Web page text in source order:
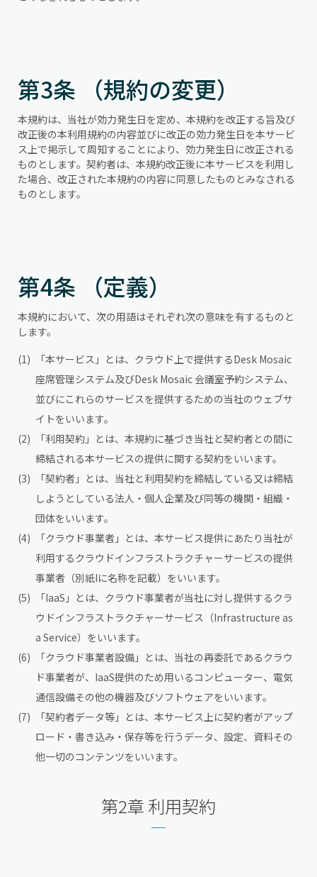
第3条 （規約の変更）
本規約は、当社が効力発生日を定め、本規約を改正する旨及び
改正後の本利用規約の内容並びに改正の効力発生日を本サービ
ス上で掲示して周知することにより、効力発生日に改正される
ものとします。契約者は、本規約改正後に本サービスを利用し
た場合、改正された本規約の内容に同意したものとみなされる
ものとします。
第4条 （定義）
本規約において、次の用語はそれぞれ次の意味を有するものと
します。
「本サービス」とは、クラウド上で提供するDesk Mosaic
座席管理システム及びDesk Mosaic 会議室予約システム、
並びにこれらのサービスを提供するための当社のウェブサ
イトをいいます。
「利用契約」とは、本規約に基づき当社と契約者との間に
締結される本サービスの提供に関する契約をいいます。
「契約者」とは、当社と利用契約を締結している又は締結
しようとしている法人・個人企業及び同等の機関・組織・
団体をいいます。
「クラウド事業者」とは、本サービス提供にあたり当社が
利用するクラウドインフラストラクチャーサービスの提供
事業者（別紙Iに名称を記載）をいいます。
「IaaS」とは、クラウド事業者が当社に対し提供するクラ
ウドインフラストラクチャーサービス（Infrastructure as
a Service）をいいます。
「クラウド事業者設備」とは、当社の再委託であるクラウ
ド事業者が、IaaS提供のため用いるコンピューター、電気
通信設備その他の機器及びソフトウェアをいいます。
「契約者データ等」とは、本サービス上に契約者がアップ
ロード・書き込み・保存等を行うデータ、設定、資料その
他一切のコンテンツをいいます。
第2章 利用契約